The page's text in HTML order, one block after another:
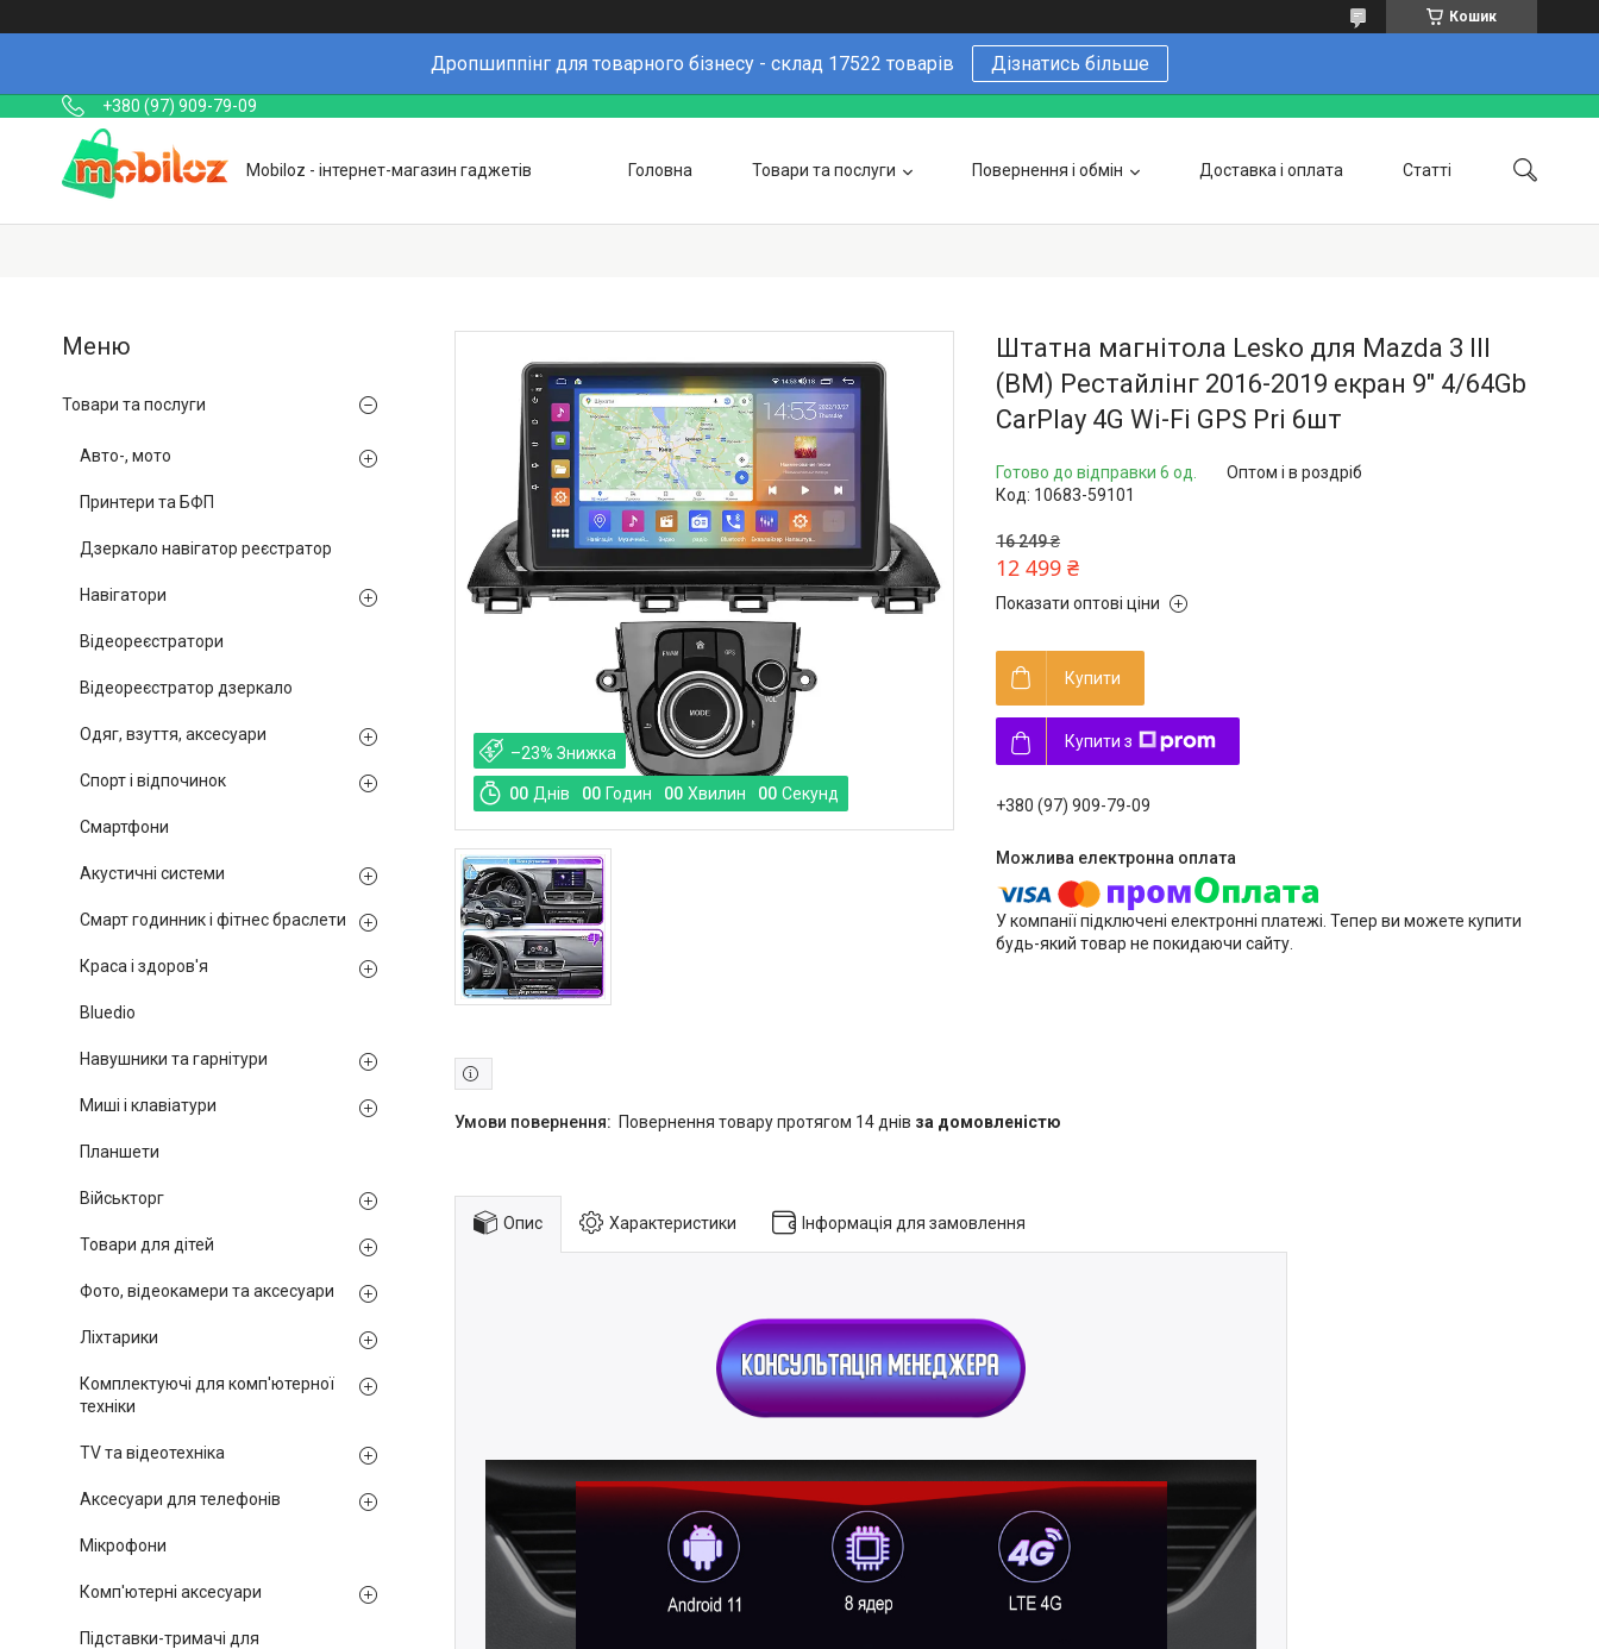
Кошик
Дропшиппінг для товарного бізнесу - склад 17522 товарів Дізнатись більше
+380 (97) 909-79-09
Mobiloz - інтернет-магазин гаджетів Головна Товари та послуги Повернення і обмін Доставка і оплата Статті
Оптовим покупцям Напишіть нам в Telegram Фотогалерея
–23%
00 Днів 00 Годин 00 Хвилин 00 Секунд
Штатна магнітола Lesko для Mazda 3 III
(BM) Рестайлінг 2016-2019 екран 9" 4/64Gb
CarPlay 4G Wi-Fi GPS Pri 6шт
Готово до відправки 6 од.
Оптом і в роздріб
Код: 10683-59101
16 249 ₴
12 499 ₴
Показати оптові ціни
Купити
Купити з
+380 (97) 909-79-09
У компанії підключені електронні платежі. Тепер ви можете купити
будь-який товар не покидаючи сайту.
повернення товару протягом 14 днів за домовленістю
Опис Характеристики Інформація для замовлення
Товари та послуги
Авто-, мото
Принтери та БФП
Дзеркало навігатор реєстратор
Навігатори
Відеореєстратори
Відеореєстратор дзеркало
Одяг, взуття, аксесуари
Спорт і відпочинок
Смартфони
Акустичні системи
Смарт годинник і фітнес браслети
Краса і здоров'я
Bluedio
Навушники та гарнітури
Миші і клавіатури
Планшети
Військторг
Товари для дітей
Фото, відеокамери та аксесуари
Ліхтарики
Комплектуючі для комп'ютерної
техніки
TV та відеотехніка
Аксесуари для телефонів
Мікрофони
Комп'ютерні аксесуари
Підставки-тримачі для